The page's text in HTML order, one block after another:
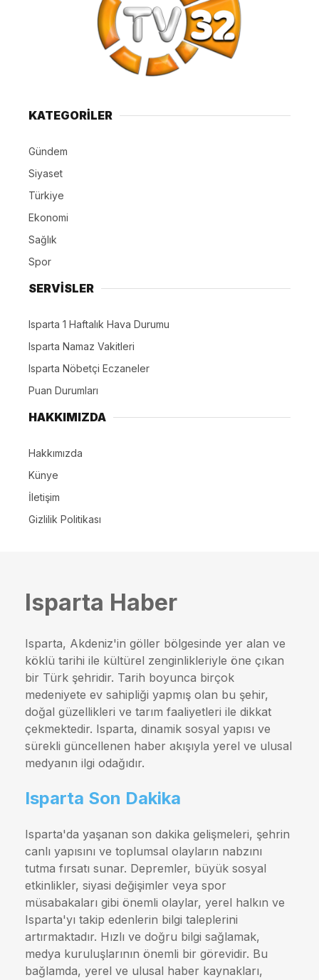
KATEGORİLER
Gündem
Siyaset
Türkiye
Ekonomi
Sağlık
Spor
SERVİSLER
Isparta 1 Haftalık Hava Durumu
Isparta Namaz Vakitleri
Isparta Nöbetçi Eczaneler
Puan Durumları
HAKKIMIZDA
Hakkımızda
Künye
İletişim
Gizlilik Politikası
Isparta Haber
Isparta, Akdeniz'in göller bölgesinde yer alan ve
köklü tarihi ile kültürel zenginlikleriyle öne çıkan
bir Türk şehridir. Tarih boyunca birçok
medeniyete ev sahipliği yapmış olan bu şehir,
doğal güzellikleri ve tarım faaliyetleri ile dikkat
çekmektedir. Isparta, dinamik sosyal yapısı ve
sürekli güncellenen haber akışıyla yerel ve ulusal
medyanın ilgi odağıdır.
Isparta Son Dakika
Isparta'da yaşanan son dakika gelişmeleri, şehrin
canlı yapısını ve toplumsal olayların nabzını
tutma fırsatı sunar. Depremler, büyük sosyal
etkinlikler, siyasi değişimler veya spor
müsabakaları gibi önemli olaylar, yerel halkın ve
Isparta'yı takip edenlerin bilgi taleplerini
artırmaktadır. Hızlı ve doğru bilgi sağlamak,
medya kuruluşlarının önemli bir görevidir. Bu
bağlamda, yerel ve ulusal haber kaynakları,